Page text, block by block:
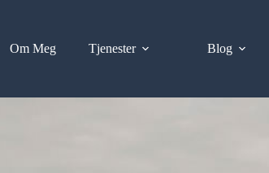
Om Meg Tjenester Blog